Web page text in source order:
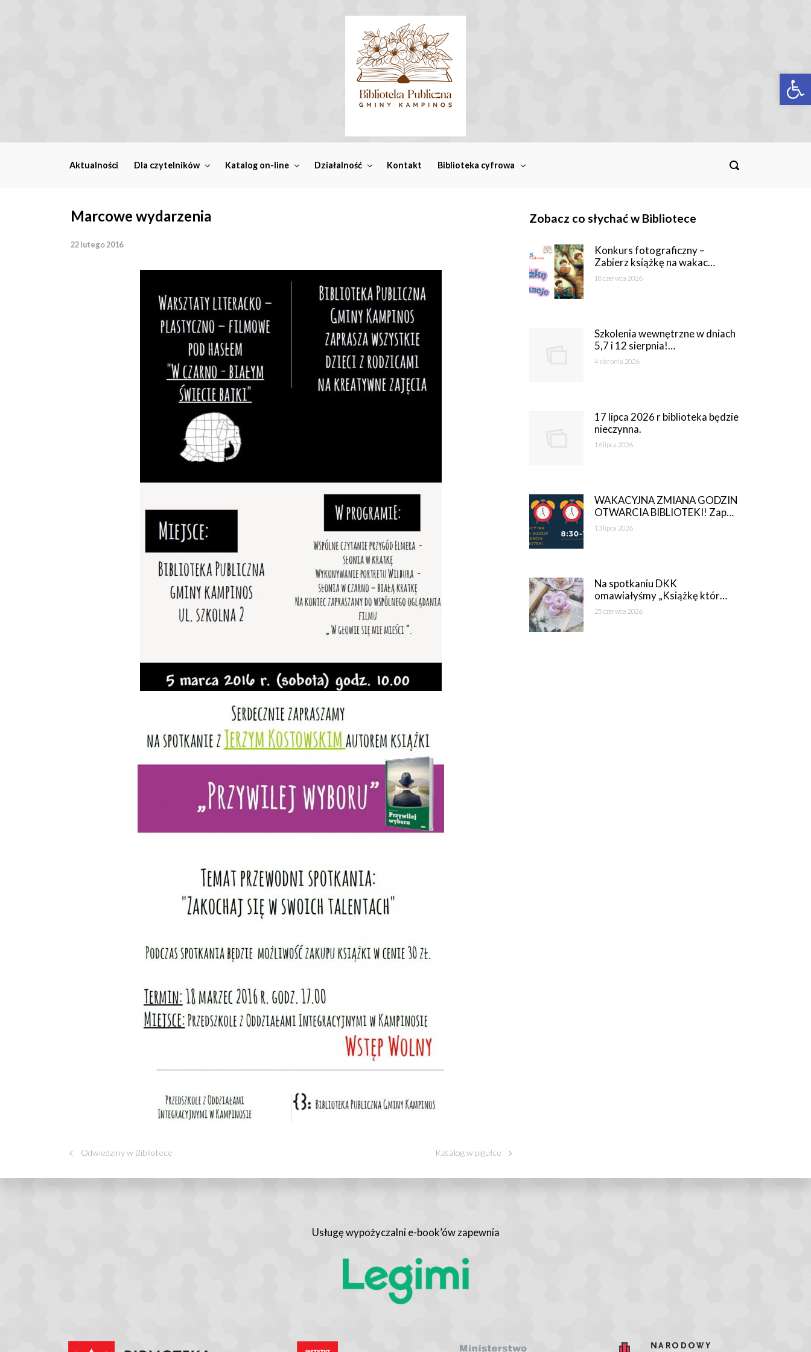
Aktualności Dla czytelników Katalog on-line Działalność Kontakt Biblioteka cyfrowa
Marcowe wydarzenia
22 lutego 2016
Odwiedziny w Bibliotece Katalog w pigułce
Zobacz co słychać w Bibliotece
Konkurs fotograficzny –
Zabierz książkę na wakac…
18 czerwca 2026
Szkolenia wewnętrzne w dniach
5,7 i 12 sierpnia!…
4 sierpnia 2026
17 lipca 2026 r biblioteka będzie
nieczynna.
16 lipca 2026
WAKACYJNA ZMIANA GODZIN
OTWARCIA BIBLIOTEKI! Zap…
13 lipca 2026
Na spotkaniu DKK
omawiałyśmy „Książkę któr…
25 czerwca 2026
Usługę wypożyczalni e-book’ów zapewnia